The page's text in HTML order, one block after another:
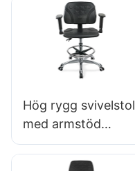
fotring &
Hög rygg svivelstol
med armstöd
Justerbar PU-säte
IC050 LUMBAR